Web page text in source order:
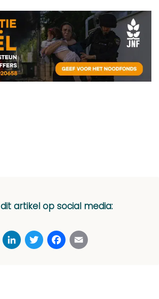
artikel op social media:
LinkedInTwitterFacebook